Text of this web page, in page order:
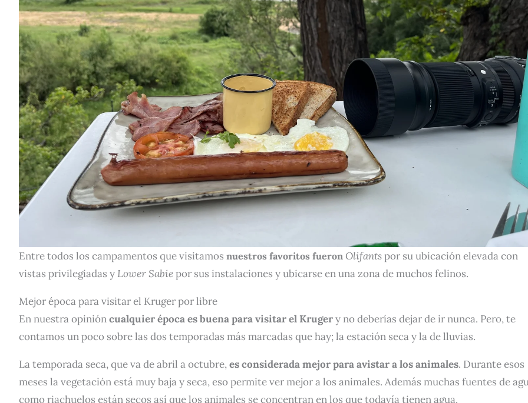
Entre todos los campamentos que visitamos nuestros favoritos fueron Olifantspor su ubicación elevada con
vistas privilegiadas y Lower Sabiepor sus instalaciones y ubicarse en una zona de muchos felinos.
Mejor época para visitar el Kruger por libre
En nuestra opinióncualquier época es buena para visitar el Krugery no deberías dejar de ir nunca. Pero, te
contamos un poco sobre las dos temporadas más marcadas que hay; la estación seca y la de lluvias.
La temporada seca, que va de abril a octubre,es considerada mejor para avistar a los animales. Durante esos
meses la vegetación está muy baja y seca, eso permite ver mejor a los animales. Además muchas fuentes de
como riachuelos están secos así que los animales se concentran en los que todavía tienen agua.